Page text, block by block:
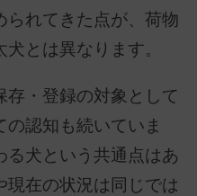
られてきた点が、荷物
とは異なります。
存・登録の対象として
認知も続いていま
る犬という共通点はあ
現在の状況は同じでは